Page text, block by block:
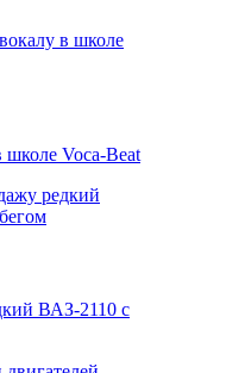
Voca-Beat
ВАЗ-2110 с